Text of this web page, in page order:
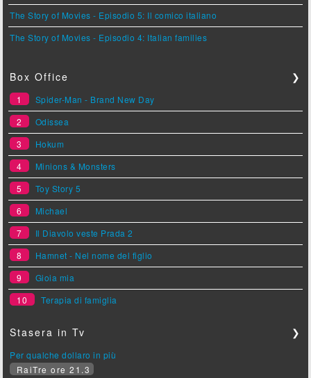
The Story of Movies - Episodio 5: Il comico italiano
The Story of Movies - Episodio 4: Italian families
Box Office ❯
1
Spider-Man - Brand New Day
2
Odissea
3
Hokum
4
Minions & Monsters
5
Toy Story 5
6
Michael
7
Il Diavolo veste Prada 2
8
Hamnet - Nel nome del figlio
9
Gioia mia
10
Terapia di famiglia
Stasera in Tv ❯
Per qualche dollaro in più
RaiTre ore 21.3